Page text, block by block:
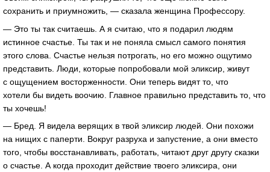
сохранить и приумножить, — сказала женщина Профессору.
— Это ты так считаешь. А я считаю, что я подарил людям
истинное счастье. Ты так и не поняла смысл самого понятия
этого слова. Счастье нельзя потрогать, но его можно ощутимо
представить. Люди, которые попробовали мой эликсир, живут
с ощущением восторженности. Они теперь видят то, что
хотели бы видеть воочию. Главное правильно представить то, что
ты хочешь!
— Бред. Я видела верящих в твой эликсир людей. Они похожи
на нищих с паперти. Вокруг разруха и запустение, а они вместо
того, чтобы восстанавливать, работать, читают друг другу сказки
о счастье. А когда проходит действие твоего эликсира, они